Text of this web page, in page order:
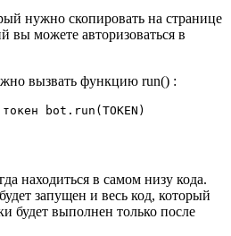
нужно скопировать на странице
вы можете авторизоваться в
вызвать функцию run() :
bot . run ( TOKEN )
находиться в самом низу кода.
запущен и весь код, который
будет выполнен только после